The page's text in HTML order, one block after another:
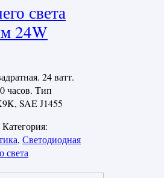
света
24W
24 ватт.
часов. Тип
SAE J1455
Категория:
, Светодиодная
света